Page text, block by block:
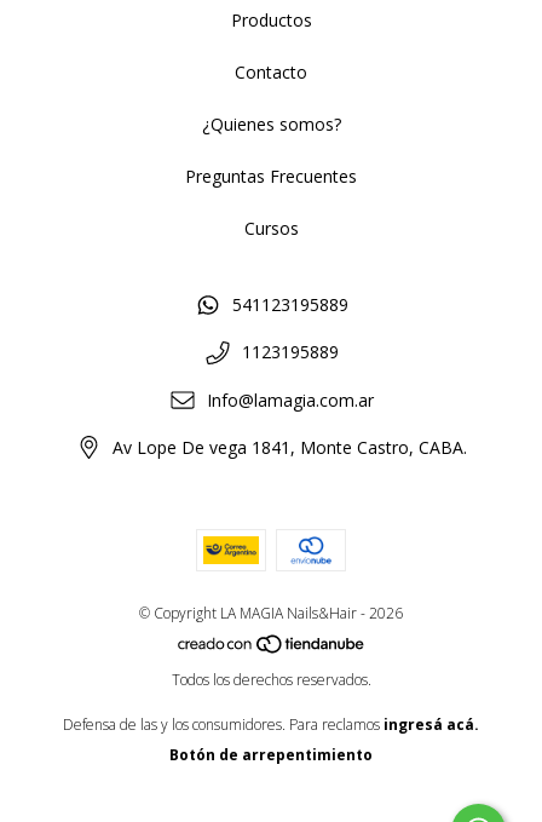
Productos
Contacto
¿Quienes somos?
Preguntas Frecuentes
Cursos
541123195889
1123195889
Info@lamagia.com.ar
Av Lope De vega 1841, Monte Castro, CABA.
© Copyright LA MAGIA Nails&Hair - 2026
Todos los derechos reservados.
Defensa de las y los consumidores. Para reclamos ingresá acá.
Botón de arrepentimiento